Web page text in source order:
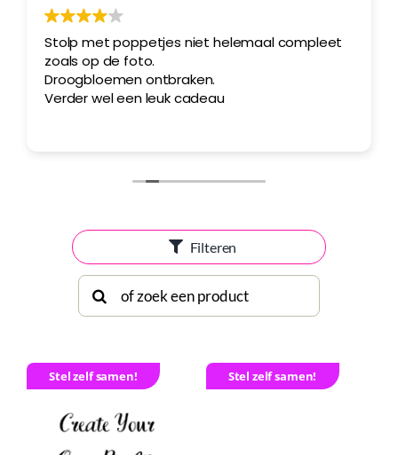
Inloggen
Overige
Stolp met poppetjes niet helemaal compleet
zoals op de foto.
Droogbloemen ontbraken.
Verder wel een leuk cadeau
Filteren
Search
for:
Stel zelf samen! Stel zelf samen!